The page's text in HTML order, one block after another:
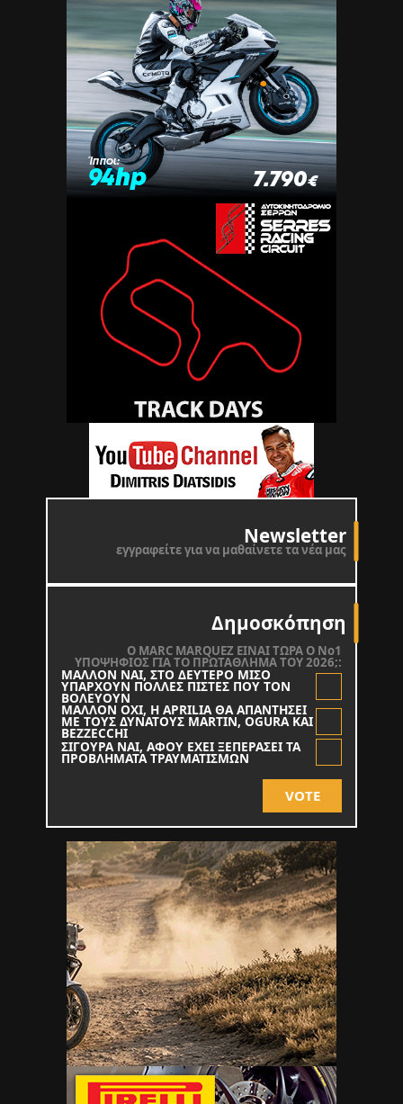
Newsletter
εγγραφείτε για να μαθαίνετε τα νέα μας
Δημοσκόπηση
O MARC MARQUEZ ΕΙΝΑΙ ΤΩΡΑ Ο Νο1
ΥΠΟΨΗΦΙΟΣ ΓΙΑ ΤΟ ΠΡΩΤΑΘΛΗΜΑ ΤΟΥ 2026;:
ΜΑΛΛΟΝ ΝΑΙ, ΣΤΟ ΔΕΥΤΕΡΟ ΜΙΣΟ
ΥΠΑΡΧΟΥΝ ΠΟΛΛΕΣ ΠΙΣΤΕΣ ΠΟΥ ΤΟΝ
ΒΟΛΕΥΟΥΝ
ΜΑΛΛΟΝ ΟΧΙ, Η APRILIA ΘΑ ΑΠΑΝΤΗΣΕΙ
ΜΕ ΤΟΥΣ ΔΥΝΑΤΟΥΣ MARTIN, OGURA KAI
BEZZECCHI
ΣΙΓΟΥΡΑ ΝΑΙ, ΑΦΟΥ ΕΧΕΙ ΞΕΠΕΡΑΣΕΙ ΤΑ
ΠΡΟΒΛΗΜΑΤΑ ΤΡΑΥΜΑΤΙΣΜΩΝ
VOTE